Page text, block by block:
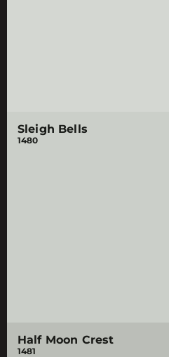
Sleigh Bells
1480
Half Moon Crest
1481